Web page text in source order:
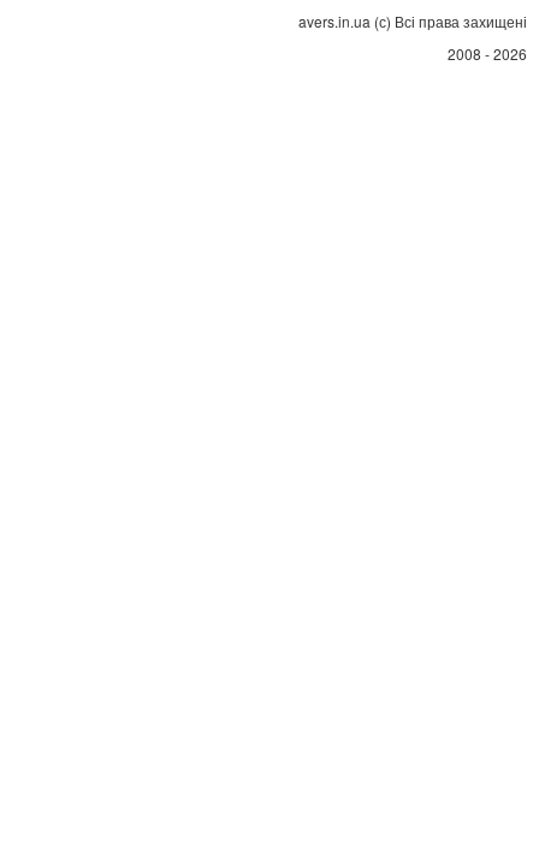
avers.in.ua (с) Всі права захищені
2008 - 2026